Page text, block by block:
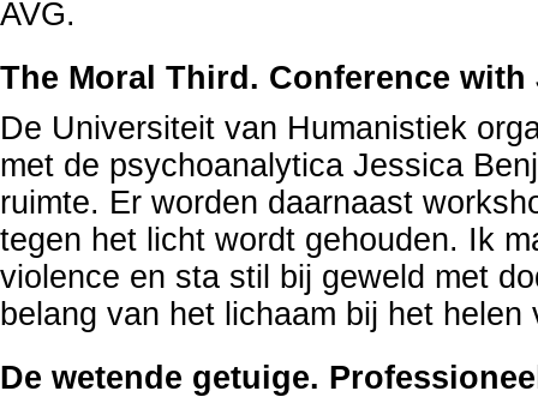
AVG.
The Moral Third. Conference
De Universiteit van Humanistiek
met de psychoanalytica Jessica
ruimte. Er worden daarnaast
tegen het licht wordt gehouden. Ik
violence en sta stil bij geweld met
belang van het lichaam bij het
De wetende getuige.